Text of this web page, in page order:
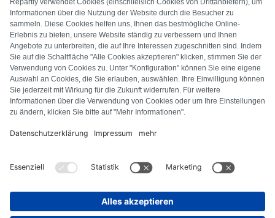
DOMANDE FREQUENTI
Tutti i codici di errore
Chi siamo
Stampa
Note legali
Termini e condizioni
Informativa sui cookie
Recesso dal contratto